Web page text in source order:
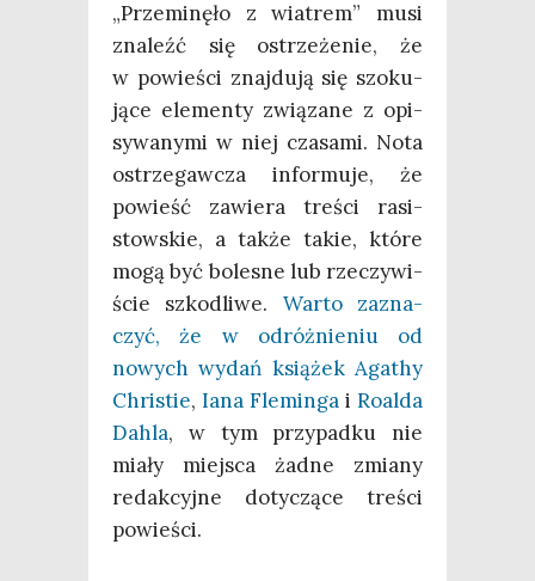
„Prze­mi­nę­ło z wia­trem” musi
zna­leźć się ostrze­że­nie, że
w powie­ści znaj­du­ją się szo­ku­
ją­ce ele­men­ty zwią­za­ne z opi­
sy­wa­ny­mi w niej cza­sa­mi. Nota
ostrze­gaw­cza infor­mu­je, że
powieść zawie­ra tre­ści rasi­
stow­skie, a tak­że takie, któ­re
mogą być bole­sne lub rze­czy­wi­
ście szko­dli­we. War­to zazna­
czyć, że w odróż­nie­niu od
nowych wydań ksią­żek Aga­thy
Chri­stie, Iana Fle­min­ga i Roal­da
Dah­la, w tym przy­pad­ku nie
mia­ły miej­sca żad­ne zmia­ny
redak­cyj­ne doty­czą­ce tre­ści
powieści.